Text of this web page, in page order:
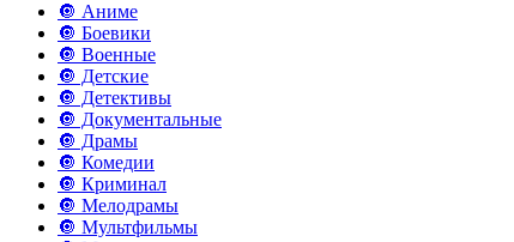
🔘 Аниме
🔘 Боевики
🔘 Военные
🔘 Детские
🔘 Детективы
🔘 Документальные
🔘 Драмы
🔘 Комедии
🔘 Криминал
🔘 Мелодрамы
🔘 Мультфильмы